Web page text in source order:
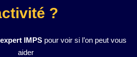
?
IMPSpour voir si l’on peut vous
aider